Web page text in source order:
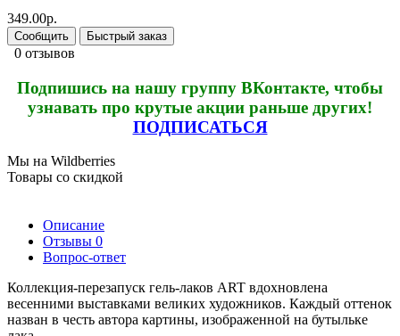
349.00р.
Сообщить Быстрый заказ
0 отзывов
Подпишись на нашу группу ВКонтакте, чтобы
узнавать про крутые акции раньше других!
ПОДПИСАТЬСЯ
Мы на Wildberries
Товары со скидкой
Описание
Отзывы 0
Вопрос-ответ
Коллекция-перезапуск гель-лаков ART вдохновлена
весенними выставками великих художников. Каждый оттенок
назван в честь автора картины, изображенной на бутыльке